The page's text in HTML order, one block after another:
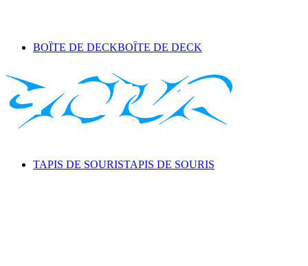
BOÎTE DE DECKBOÎTE DE DECK
TAPIS DE SOURISTAPIS DE SOURIS